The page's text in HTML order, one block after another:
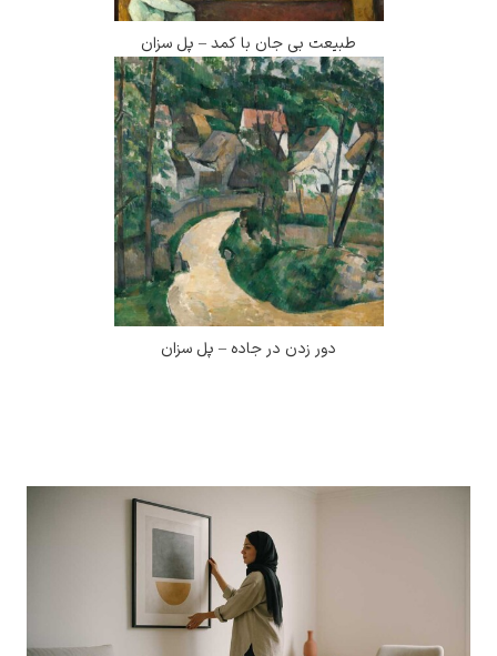
طبیعت بی جان با کمد – پل سزان
دور زدن در جاده – پل سزان